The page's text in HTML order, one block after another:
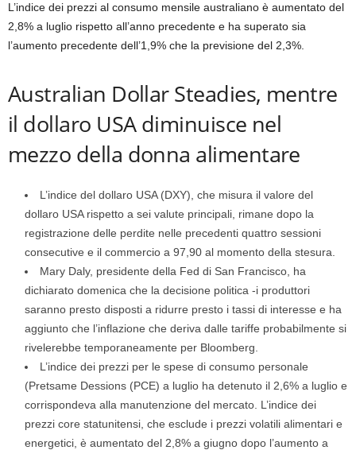
L’indice dei prezzi al consumo mensile australiano è aumentato del
2,8% a luglio rispetto all’anno precedente e ha superato sia
l’aumento precedente dell’1,9% che la previsione del 2,3%.
Australian Dollar Steadies, mentre
il dollaro USA diminuisce nel
mezzo della donna alimentare
L’indice del dollaro USA (DXY), che misura il valore del
dollaro USA rispetto a sei valute principali, rimane dopo la
registrazione delle perdite nelle precedenti quattro sessioni
consecutive e il commercio a 97,90 al momento della stesura.
Mary Daly, presidente della Fed di San Francisco, ha
dichiarato domenica che la decisione politica -i produttori
saranno presto disposti a ridurre presto i tassi di interesse e ha
aggiunto che l’inflazione che deriva dalle tariffe probabilmente si
rivelerebbe temporaneamente per Bloomberg.
L’indice dei prezzi per le spese di consumo personale
(Pretsame Dessions (PCE) a luglio ha detenuto il 2,6% a luglio e
corrispondeva alla manutenzione del mercato. L’indice dei
prezzi core statunitensi, che esclude i prezzi volatili alimentari e
energetici, è aumentato del 2,8% a giugno dopo l’aumento a